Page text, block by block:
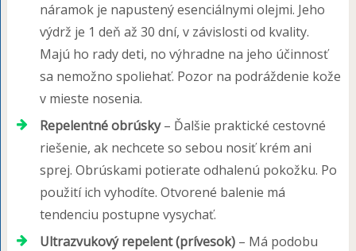
náramok je napustený esenciálnymi olejmi. Jeho
výdrž je 1 deň až 30 dní, v závislosti od kvality.
Majú ho rady deti, no výhradne na jeho účinnosť
sa nemožno spoliehať. Pozor na podráždenie kože
v mieste nosenia.
Repelentné obrúsky– Ďalšie praktické cestovné
riešenie, ak nechcete so sebou nosiť krém ani
sprej. Obrúskami potierate odhalenú pokožku. Po
použití ich vyhodíte. Otvorené balenie má
tendenciu postupne vysychať.
Ultrazvukový repelent (prívesok)– Má podobu